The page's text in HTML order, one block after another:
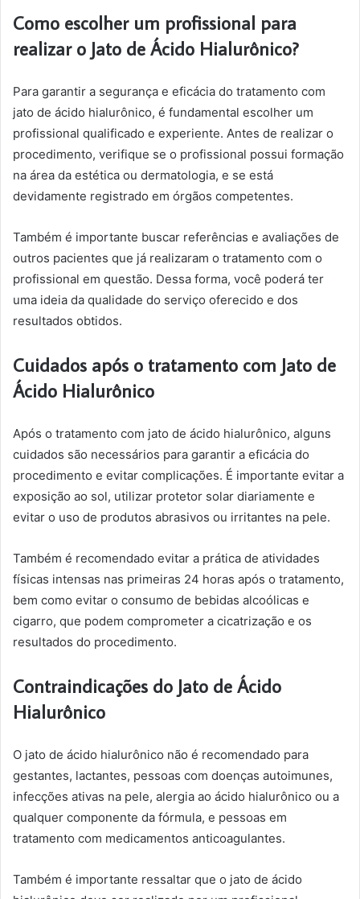
Como escolher um profissional para
realizar o Jato de Ácido Hialurônico?
Para garantir a segurança e eficácia do tratamento com
jato de ácido hialurônico, é fundamental escolher um
profissional qualificado e experiente. Antes de realizar o
procedimento, verifique se o profissional possui formação
na área da estética ou dermatologia, e se está
devidamente registrado em órgãos competentes.
Também é importante buscar referências e avaliações de
outros pacientes que já realizaram o tratamento com o
profissional em questão. Dessa forma, você poderá ter
uma ideia da qualidade do serviço oferecido e dos
resultados obtidos.
Cuidados após o tratamento com Jato de
Ácido Hialurônico
Após o tratamento com jato de ácido hialurônico, alguns
cuidados são necessários para garantir a eficácia do
procedimento e evitar complicações. É importante evitar a
exposição ao sol, utilizar protetor solar diariamente e
evitar o uso de produtos abrasivos ou irritantes na pele.
Também é recomendado evitar a prática de atividades
físicas intensas nas primeiras 24 horas após o tratamento,
bem como evitar o consumo de bebidas alcoólicas e
cigarro, que podem comprometer a cicatrização e os
resultados do procedimento.
Contraindicações do Jato de Ácido
Hialurônico
O jato de ácido hialurônico não é recomendado para
gestantes, lactantes, pessoas com doenças autoimunes,
infecções ativas na pele, alergia ao ácido hialurônico ou a
qualquer componente da fórmula, e pessoas em
tratamento com medicamentos anticoagulantes.
Também é importante ressaltar que o jato de ácido